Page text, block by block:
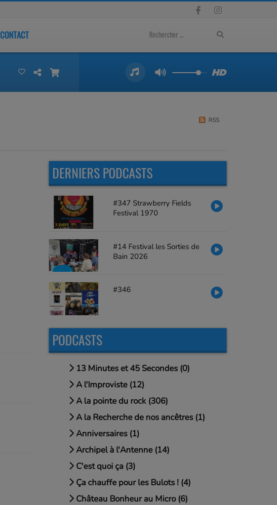
CONTACT
RSS
DERNIERS PODCASTS
#347 Strawberry Fields
Festival 1970
#14 Festival les Sorties de
Bain 2026
#346
PODCASTS
13 Minutes et 45 Secondes (0)
A l'Improviste (12)
A la pointe du rock (306)
A la Recherche de nos ancêtres (1)
Anniversaires (1)
Archipel à l'Antenne (14)
C'est quoi ça (3)
Ça chauffe pour les Bulots ! (4)
Château Bonheur au Micro (6)